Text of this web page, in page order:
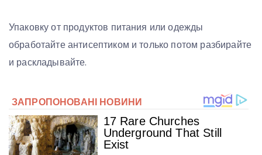
Упаковку от продуктов питания или одежды
обработайте антисептиком и только потом разбирайте
и раскладывайте.